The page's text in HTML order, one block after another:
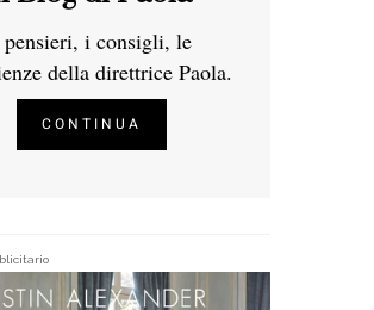
i consigli, le
della direttrice Paola.
CONTINUA